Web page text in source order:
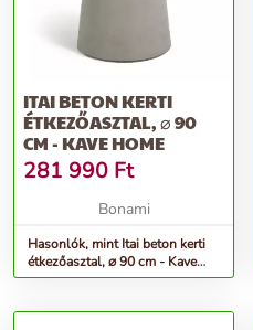
ITAI BETON KERTI
ÉTKEZŐASZTAL, ⌀ 90
CM - KAVE HOME
281 990 Ft
Bonami
Hasonlók, mint Itai beton kerti
étkezőasztal, ⌀ 90 cm - Kave
Home